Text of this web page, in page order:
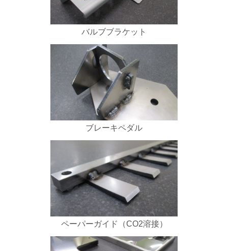
バルブブラケット
ブレーキペダル
ペーパーガイド（CO2溶接）